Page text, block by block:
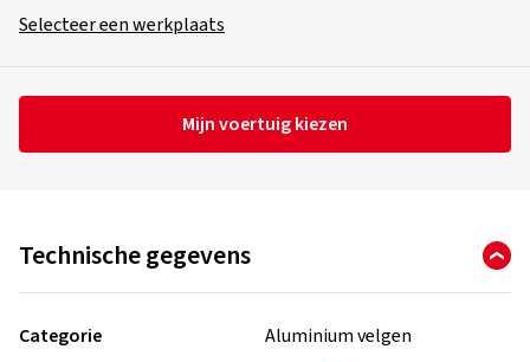
Selecteer een werkplaats
Mijn voertuig kiezen
Technische gegevens
Categorie
Aluminium velgen